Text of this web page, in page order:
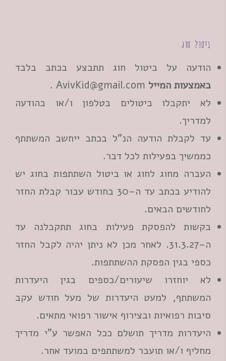
ביטול חוג
הודעה על ביטול חוג תתבצע בכתב בלבד
באמצעות המייל AvivKid@gmail.com
.
לא יתקבלו ביטולים בטלפון ו/או בהודעה
למדריך.
עד לקבלת הודעה הנ"ל בכתב ייחשב המשתתף
כממשיך בפעילות לכל דבר.
העברה מחוג לחוג או ביטול השתתפות בחוג יש
להודיע בכתב עד ה–30 בחודש עבור קבלת החזר
לחודשים הבאים.
בקשות להפסקת פעילות בחוג תתקבלנה עד
ה–31.3.27. לאחר מכן לא ניתן יהיה לקבל החזר
כספי בגין הפסקת ההשתתפות.
לא יוחזרו שיעורים/כספים בגין היעדרות
המשתתף, למעט היעדרות של מעל חודש עקב
סיבות רפואיות ובצירוף אישור רפואי מתאים.
היעדרות מדריך תושלם ככל האפשר ע"י מדריך
מחליף ו/או תועבר למשתתפים במועד אחר.